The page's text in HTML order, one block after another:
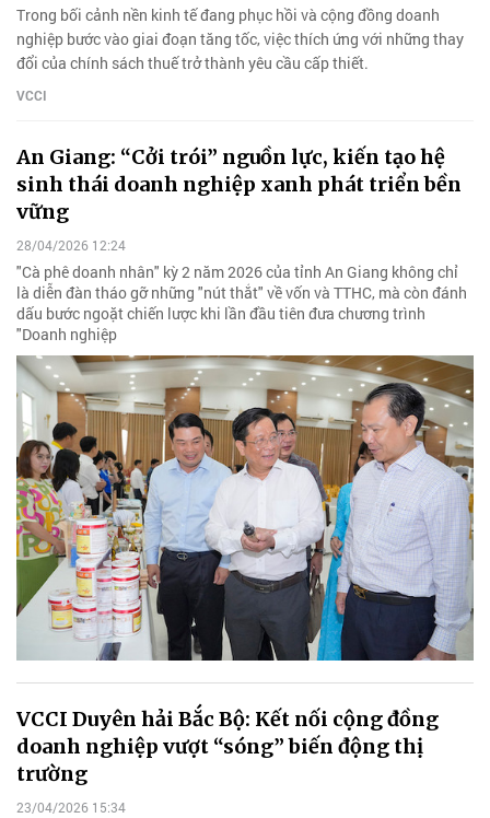
Trong bối cảnh nền kinh tế đang phục hồi và cộng đồng doanh
nghiệp bước vào giai đoạn tăng tốc, việc thích ứng với những thay
đổi của chính sách thuế trở thành yêu cầu cấp thiết.
VCCI
An Giang: “Cởi trói” nguồn lực, kiến tạo hệ
sinh thái doanh nghiệp xanh phát triển bền
vững
28/04/2026 12:24
"Cà phê doanh nhân" kỳ 2 năm 2026 của tỉnh An Giang không chỉ
là diễn đàn tháo gỡ những "nút thắt" về vốn và TTHC, mà còn đánh
dấu bước ngoặt chiến lược khi lần đầu tiên đưa chương trình
"Doanh nghiệp
VCCI Duyên hải Bắc Bộ: Kết nối cộng đồng
doanh nghiệp vượt “sóng” biến động thị
trường
23/04/2026 15:34